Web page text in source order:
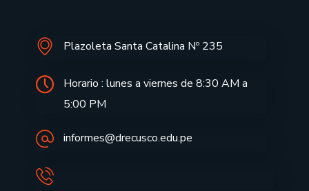
Plazoleta Santa Catalina Nº 235
Horario : lunes a viernes de 8:30 AM a
5:00 PM
informes@drecusco.edu.pe